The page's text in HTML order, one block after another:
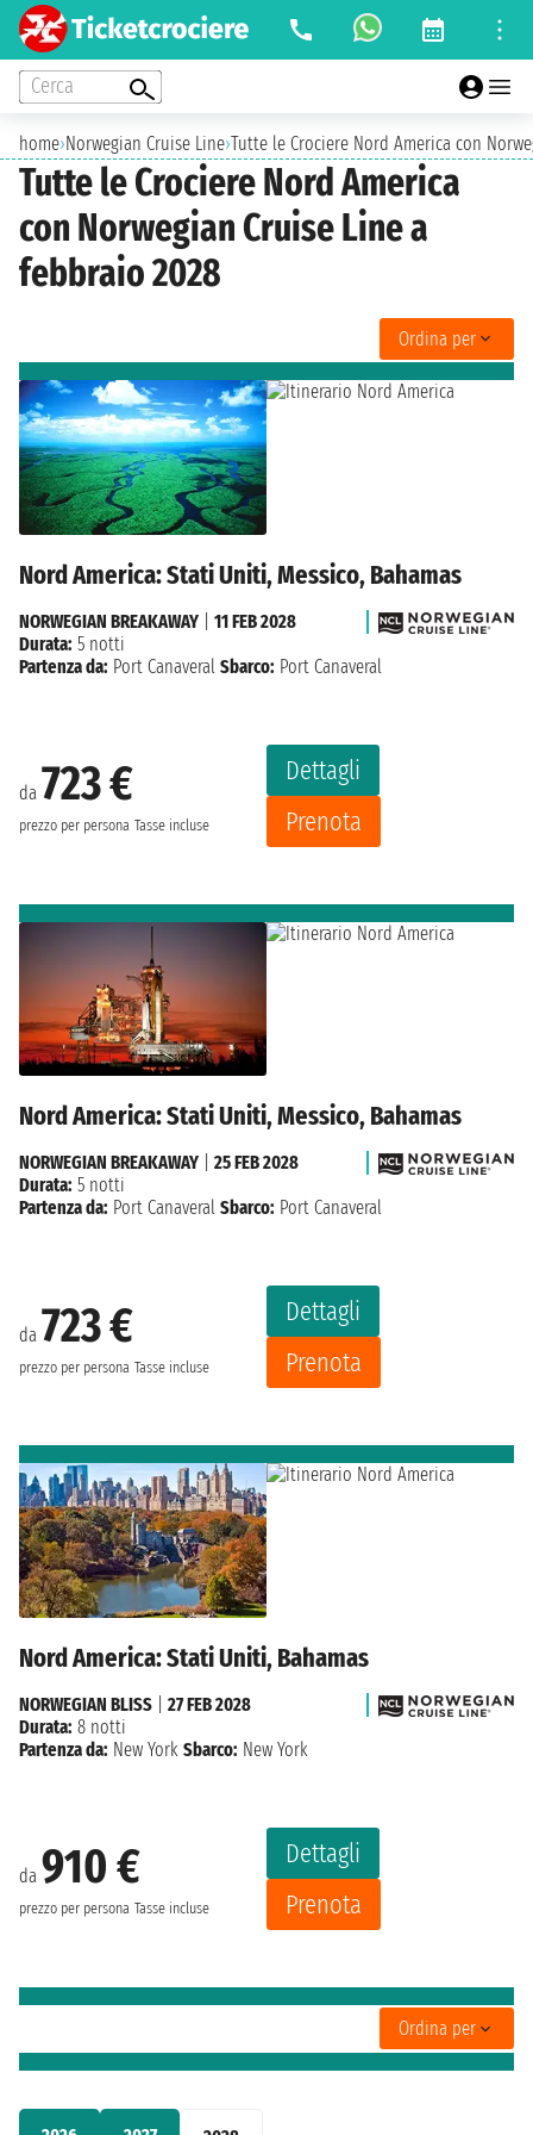
Cerca
home›Norwegian Cruise Line›Tutte le Crociere Nord America con
Tutte le Crociere Nord America
con Norwegian Cruise Line a
febbraio 2028
Ordina per
Nord America: Stati Uniti, Messico, Bahamas
da 723 €
prezzo per persona Tasse incluse
Dettagli
Prenota
NORWEGIAN BREAKAWAY
11 FEB 2028
Durata: 5 notti
Partenza da: Port Canaveral Sbarco: Port Canaveral
Nord America: Stati Uniti, Messico, Bahamas
da 723 €
prezzo per persona Tasse incluse
Dettagli
Prenota
NORWEGIAN BREAKAWAY
25 FEB 2028
Durata: 5 notti
Partenza da: Port Canaveral Sbarco: Port Canaveral
Nord America: Stati Uniti, Bahamas
da 910 €
prezzo per persona Tasse incluse
Dettagli
Prenota
NORWEGIAN BLISS
27 FEB 2028
Durata: 8 notti
Partenza da: New York Sbarco: New York
Ordina per